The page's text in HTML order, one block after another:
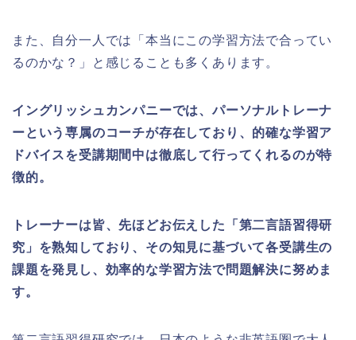
また、自分一人では「本当にこの学習方法で合ってい
るのかな？」と感じることも多くあります。
イングリッシュカンパニーでは、パーソナルトレーナ
ーという専属のコーチが存在しており、的確な学習ア
ドバイスを受講期間中は徹底して行ってくれるのが特
徴的。
トレーナーは皆、先ほどお伝えした「第二言語習得研
究」を熟知しており、その知見に基づいて各受講生の
課題を発見し、効率的な学習方法で問題解決に努めま
す。